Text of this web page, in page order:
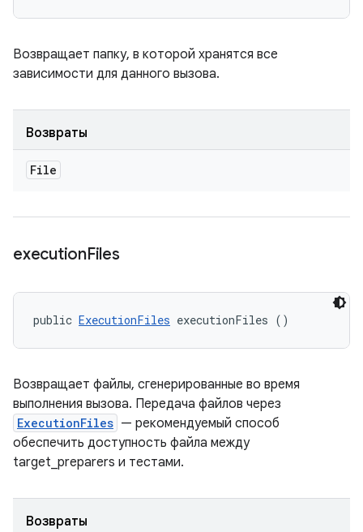
Возвращает папку, в которой хранятся все
зависимости для данного вызова.
Возвраты
File
executionFiles
public ExecutionFiles executionFiles ()
Возвращает файлы, сгенерированные во время
выполнения вызова. Передача файлов через
ExecutionFiles — рекомендуемый способ
обеспечить доступность файла между
target_preparers и тестами.
Возвраты